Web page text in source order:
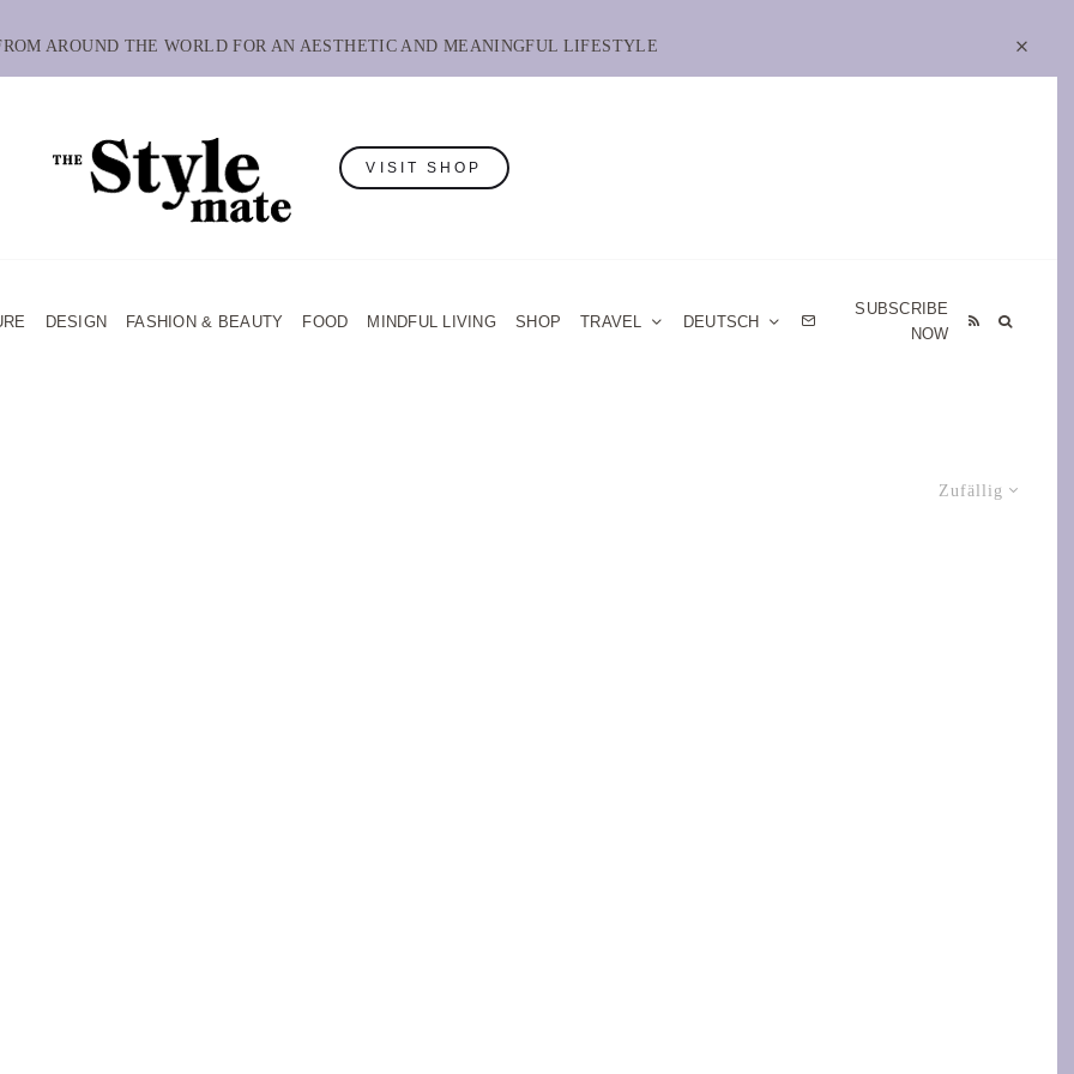
AROUND THE WORLD FOR AN AESTHETIC AND MEANINGFUL LIFESTYLE
VISIT SHOP
DESIGN FASHION & BEAUTY FOOD MINDFUL LIVING SHOP TRAVEL DEUTSCH
SUBSCRIBE
NOW
Zufällig